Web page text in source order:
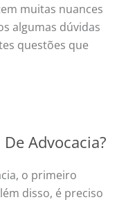
muitas nuances
algumas dúvidas
questões que
Advocacia?
o primeiro
disso, é preciso